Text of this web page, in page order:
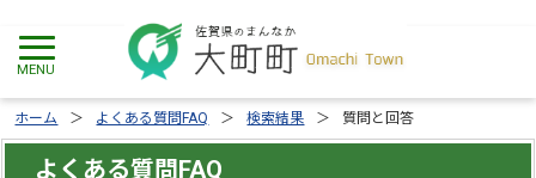
ホーム よくある質問FAQ 検索結果 質問と回答
よくある質問FAQ